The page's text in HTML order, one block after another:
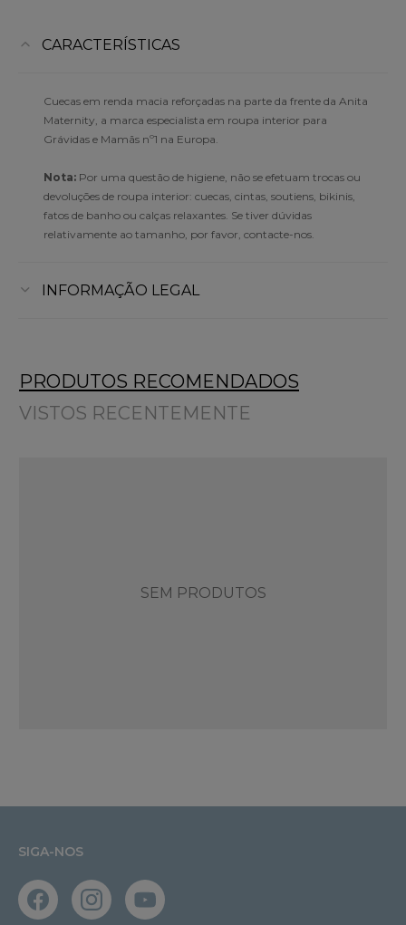
CARACTERÍSTICAS
Cuecas em renda macia reforçadas na parte da frente da Anita
Maternity, a marca especialista em roupa interior para
Grávidas e Mamãs nº1 na Europa.
Nota: Por uma questão de higiene, não se efetuam trocas ou
devoluções de roupa interior: cuecas, cintas, soutiens, bikinis,
fatos de banho ou calças relaxantes. Se tiver dúvidas
relativamente ao tamanho, por favor, contacte-nos.
INFORMAÇÃO LEGAL
PRODUTOS RECOMENDADOS
VISTOS RECENTEMENTE
SEM PRODUTOS
SIGA-NOS